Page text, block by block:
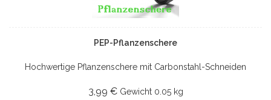
PEP-Pflanzenschere
Hochwertige Pflanzenschere mit Carbonstahl-Schneiden
3,99 € Gewicht 0.05 kg